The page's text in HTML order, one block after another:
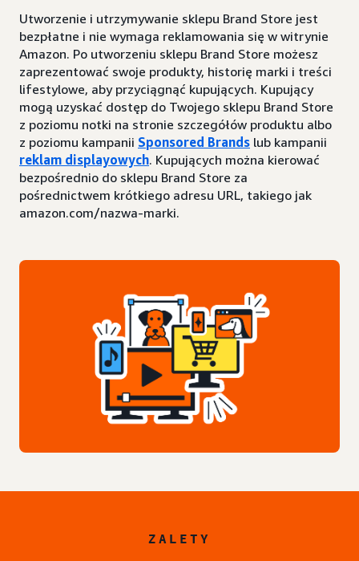
Utworzenie i utrzymywanie sklepu Brand Store jest
bezpłatne i nie wymaga reklamowania się w witrynie
Amazon. Po utworzeniu sklepu Brand Store możesz
zaprezentować swoje produkty, historię marki i treści
lifestylowe, aby przyciągnąć kupujących. Kupujący
mogą uzyskać dostęp do Twojego sklepu Brand Store
z poziomu notki na stronie szczegółów produktu albo
z poziomu kampanii Sponsored Brands lub kampanii
reklam displayowych. Kupujących można kierować
bezpośrednio do sklepu Brand Store za
pośrednictwem krótkiego adresu URL, takiego jak
amazon.com/nazwa-marki.
ZALETY